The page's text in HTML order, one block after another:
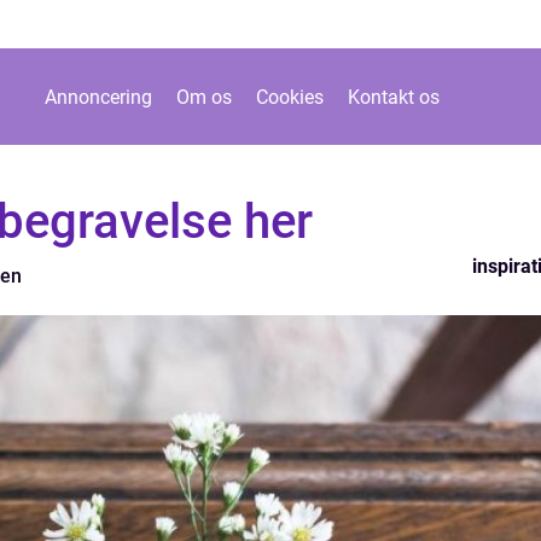
Annoncering Om os Cookies Kontakt os
her